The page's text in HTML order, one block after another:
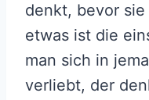
denkt, bevor
etwas ist die
man sich in
verliebt, der